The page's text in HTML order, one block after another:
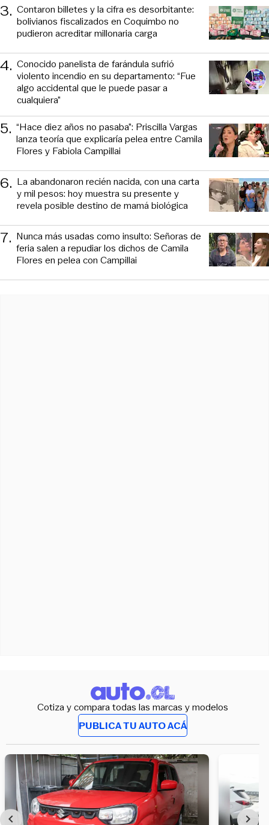
3. Contaron billetes y la cifra es desorbitante:
bolivianos fiscalizados en Coquimbo no
pudieron acreditar millonaria carga
4. Conocido panelista de farándula sufrió
violento incendio en su departamento: “Fue
algo accidental que le puede pasar a
cualquiera”
5. “Hace diez años no pasaba”: Priscilla Vargas
lanza teoría que explicaría pelea entre Camila
Flores y Fabiola Campillai
6. La abandonaron recién nacida, con una carta
y mil pesos: hoy muestra su presente y
revela posible destino de mamá biológica
7. Nunca más usadas como insulto: Señoras de
feria salen a repudiar los dichos de Camila
Flores en pelea con Campillai
Cotiza y compara todas las marcas y modelos
PUBLICA TU AUTO ACÁ